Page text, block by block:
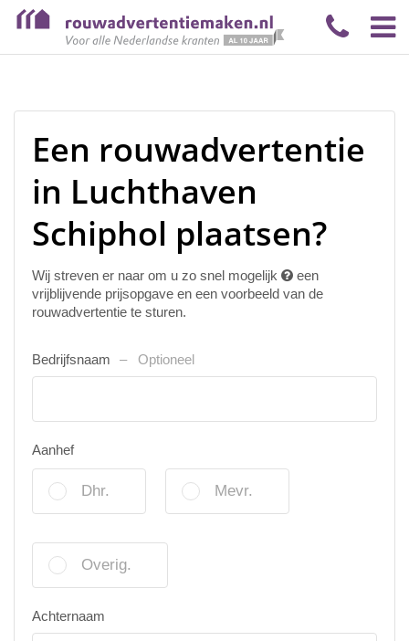
Een rouwadvertentie
in Luchthaven
Schiphol plaatsen?
Wij streven er naar om u zo snel mogelijk
een
vrijblijvende prijsopgave en een voorbeeld van de
rouwadvertentie te sturen.
Bedrijfsnaam Optioneel
Aanhef
Dhr. Mevr.
Overig.
Achternaam